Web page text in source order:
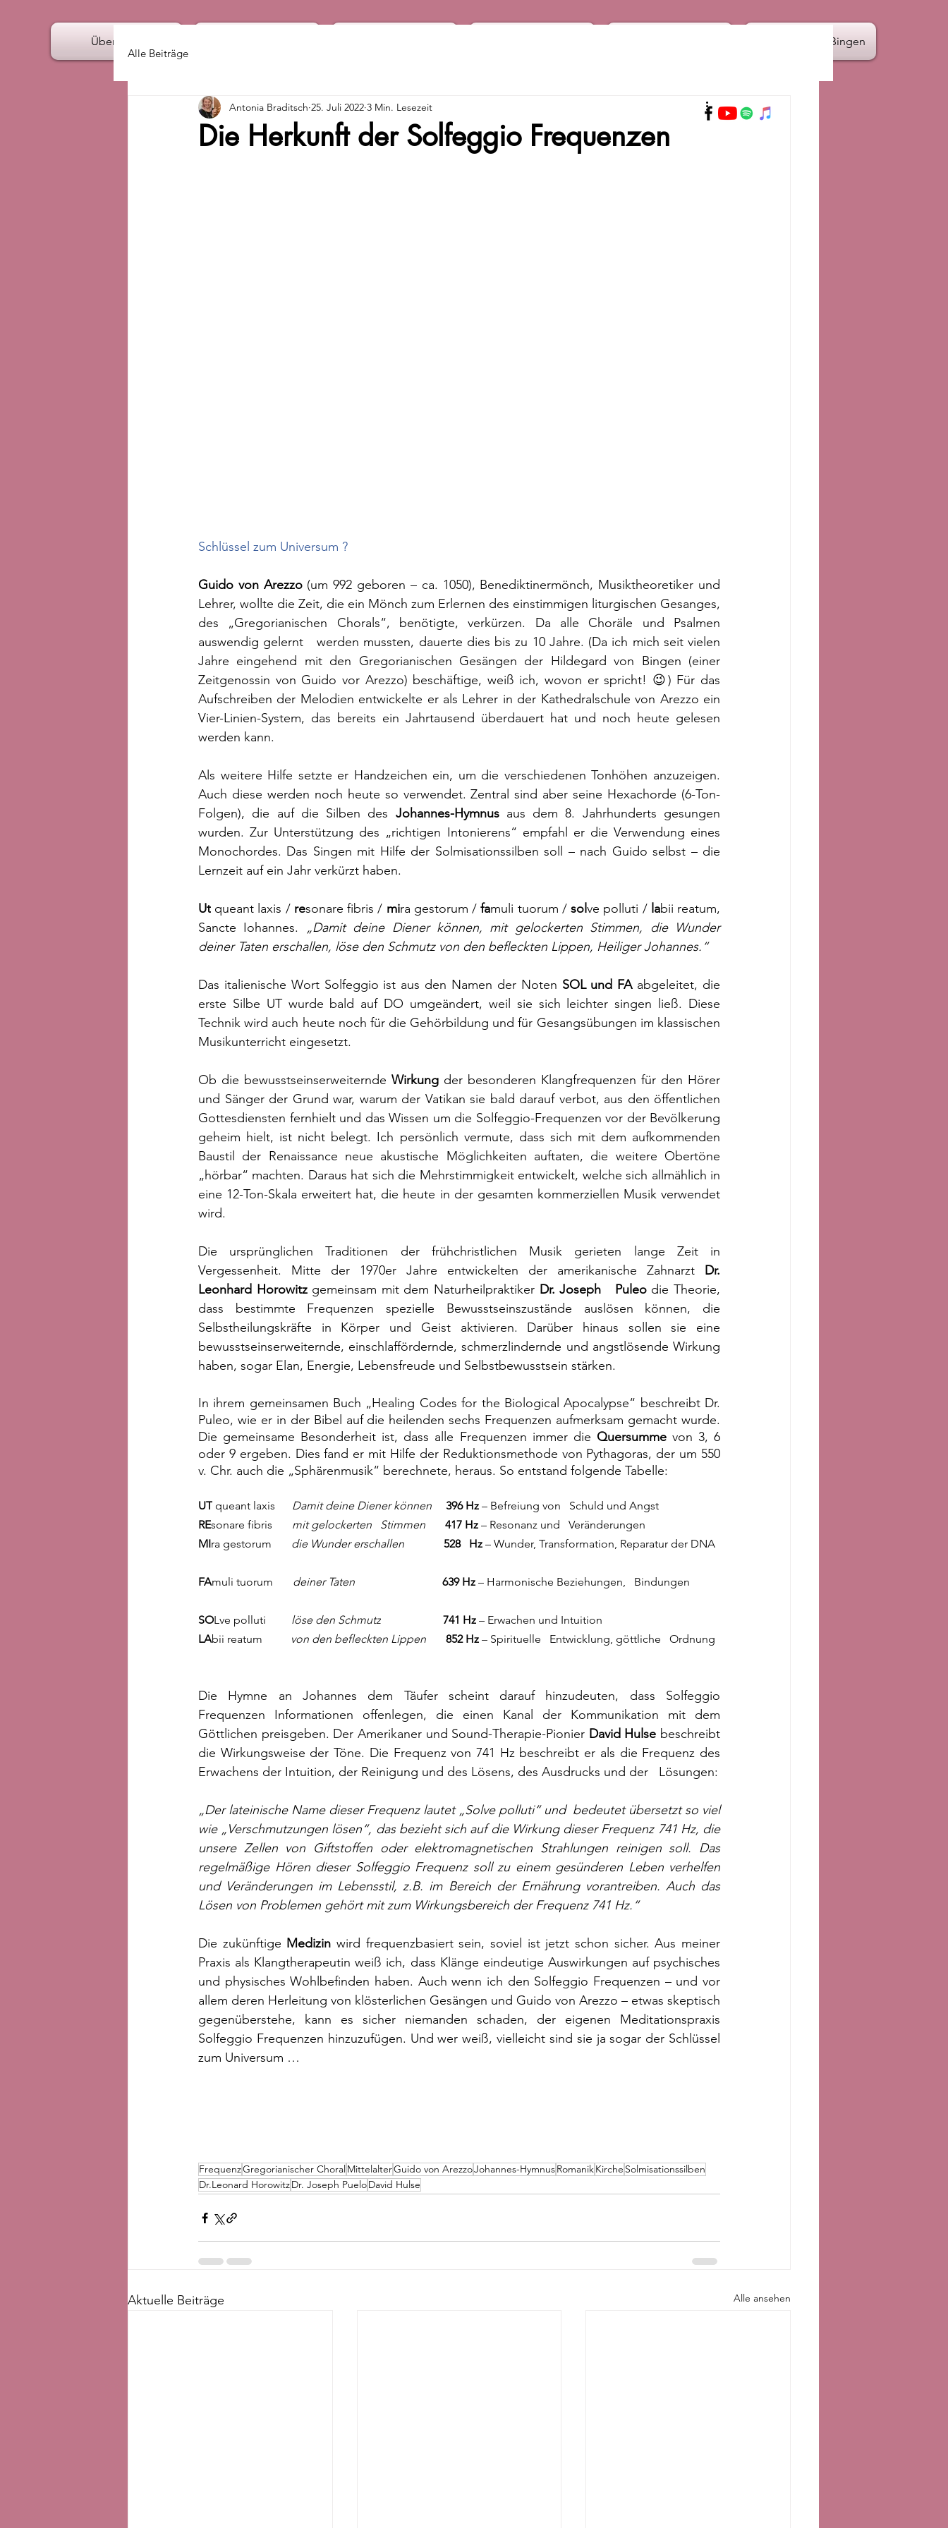
Über mich
Hildegard von Bingen
Alle Beiträge
Die Herkunft der Solfeggio Frequenzen
Antonia Braditsch 25. Juli 2022 3 Min. Lesezeit
Schlüssel zum Universum ?
Guido von Arezzo (um 992 geboren – ca. 1050), Benediktinermönch, Musiktheoretiker und
Lehrer, wollte die Zeit, die ein Mönch zum Erlernen des einstimmigen liturgischen Gesanges,
des „Gregorianischen Chorals“, benötigte, verkürzen. Da alle Choräle und Psalmen
auswendig gelernt   werden mussten, dauerte dies bis zu 10 Jahre. (Da ich mich seit vielen
Jahre eingehend mit den Gregorianischen Gesängen der Hildegard von Bingen (einer
Zeitgenossin von Guido vor Arezzo) beschäftige, weiß ich, wovon er spricht! 😉) Für das
Aufschreiben der Melodien entwickelte er als Lehrer in der Kathedralschule von Arezzo ein
Vier-Linien-System, das bereits ein Jahrtausend überdauert hat und noch heute gelesen
werden kann.
Als weitere Hilfe setzte er Handzeichen ein, um die verschiedenen Tonhöhen anzuzeigen.
Auch diese werden noch heute so verwendet. Zentral sind aber seine Hexachorde (6-Ton-
Folgen), die auf die Silben des Johannes-Hymnus aus dem 8. Jahrhunderts gesungen
wurden. Zur Unterstützung des „richtigen Intonierens“ empfahl er die Verwendung eines
Monochordes. Das Singen mit Hilfe der Solmisationssilben soll – nach Guido selbst – die
Lernzeit auf ein Jahr verkürzt haben.
Ut queant laxis / resonare fibris / mira gestorum / famuli tuorum / solve polluti / labii reatum,
Sancte Iohannes. „Damit deine Diener können, mit gelockerten Stimmen, die Wunder
deiner Taten erschallen, löse den Schmutz von den befleckten Lippen, Heiliger Johannes.“
Das italienische Wort Solfeggio ist aus den Namen der Noten SOL und FA abgeleitet, die
erste Silbe UT wurde bald auf DO umgeändert, weil sie sich leichter singen ließ. Diese
Technik wird auch heute noch für die Gehörbildung und für Gesangsübungen im klassischen
Musikunterricht eingesetzt.
Ob die bewusstseinserweiternde Wirkung der besonderen Klangfrequenzen für den Hörer
und Sänger der Grund war, warum der Vatikan sie bald darauf verbot, aus den öffentlichen
Gottesdiensten fernhielt und das Wissen um die Solfeggio-Frequenzen vor der Bevölkerung
geheim hielt, ist nicht belegt. Ich persönlich vermute, dass sich mit dem aufkommenden
Baustil der Renaissance neue akustische Möglichkeiten auftaten, die weitere Obertöne
„hörbar“ machten. Daraus hat sich die Mehrstimmigkeit entwickelt, welche sich allmählich in
eine 12-Ton-Skala erweitert hat, die heute in der gesamten kommerziellen Musik verwendet
wird.
Die ursprünglichen Traditionen der frühchristlichen Musik gerieten lange Zeit in
Vergessenheit. Mitte der 1970er Jahre entwickelten der amerikanische Zahnarzt Dr.
Leonhard Horowitz gemeinsam mit dem Naturheilpraktiker Dr. Joseph   Puleo die Theorie,
dass bestimmte Frequenzen spezielle Bewusstseinszustände auslösen können, die
Selbstheilungskräfte in Körper und Geist aktivieren. Darüber hinaus sollen sie eine
bewusstseinserweiternde, einschlaffördernde, schmerzlindernde und angstlösende Wirkung
haben, sogar Elan, Energie, Lebensfreude und Selbstbewusstsein stärken.
In ihrem gemeinsamen Buch „Healing Codes for the Biological Apocalypse“ beschreibt Dr.
Puleo, wie er in der Bibel auf die heilenden sechs Frequenzen aufmerksam gemacht wurde.
Die gemeinsame Besonderheit ist, dass alle Frequenzen immer die Quersumme von 3, 6
oder 9 ergeben. Dies fand er mit Hilfe der Reduktionsmethode von Pythagoras, der um 550
v. Chr. auch die „Sphärenmusik“ berechnete, heraus. So entstand folgende Tabelle:
UT queant laxis Damit deine Diener können 396 Hz – Befreiung von   Schuld und Angst
REsonare fibris mit gelockerten   Stimmen
       417 Hz
– Resonanz und   Veränderungen
MIra gestorum die Wunder erschallen
              528   Hz
– Wunder, Transformation, Reparatur der DNA
FAmuli tuorum deiner Taten 639 Hz – Harmonische Beziehungen,   Bindungen
SOLve polluti löse den Schmutz 741 Hz – Erwachen und Intuition
LAbii reatum von den befleckten Lippen 852 Hz – Spirituelle   Entwicklung, göttliche   Ordnung
Die Hymne an Johannes dem Täufer scheint darauf hinzudeuten, dass Solfeggio
Frequenzen Informationen offenlegen, die einen Kanal der Kommunikation mit dem
Göttlichen preisgeben. Der Amerikaner und Sound-Therapie-Pionier David Hulse beschreibt
die Wirkungsweise der Töne. Die Frequenz von 741 Hz beschreibt er als die Frequenz des
Erwachens der Intuition, der Reinigung und des Lösens, des Ausdrucks und der   Lösungen:
„Der lateinische Name dieser Frequenz lautet „Solve polluti“ und  bedeutet übersetzt so viel
wie „Verschmutzungen lösen“, das bezieht sich auf die Wirkung dieser Frequenz 741 Hz, die
unsere Zellen von Giftstoffen oder elektromagnetischen Strahlungen reinigen soll. Das
regelmäßige Hören dieser Solfeggio Frequenz soll zu einem gesünderen Leben verhelfen
und Veränderungen im Lebensstil, z.B. im Bereich der Ernährung vorantreiben. Auch das
Lösen von Problemen gehört mit zum Wirkungsbereich der Frequenz 741 Hz.“
Die zukünftige Medizin wird frequenzbasiert sein, soviel ist jetzt schon sicher. Aus meiner
Praxis als Klangtherapeutin weiß ich, dass Klänge eindeutige Auswirkungen auf psychisches
und physisches Wohlbefinden haben. Auch wenn ich den Solfeggio Frequenzen – und vor
allem deren Herleitung von klösterlichen Gesängen und Guido von Arezzo – etwas skeptisch
gegenüberstehe, kann es sicher niemanden schaden, der eigenen Meditationspraxis
Solfeggio Frequenzen hinzuzufügen. Und wer weiß, vielleicht sind sie ja sogar der Schlüssel
zum Universum …
FrequenzGregorianischer ChoralMittelalterGuido von ArezzoJohannes-HymnusRomanikKirche Solmisationssilben
Dr.Leonard HorowitzDr. Joseph PueloDavid Hulse
Aktuelle Beiträge Alle ansehen